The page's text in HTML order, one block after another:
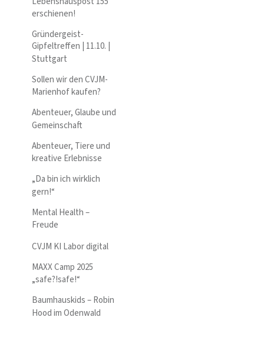
erschienen!
Gründergeist-
Gipfeltreffen | 11.10. |
Stuttgart
Sollen wir den CVJM-
Marienhof kaufen?
Abenteuer, Glaube und
Gemeinschaft
Abenteuer, Tiere und
kreative Erlebnisse
„Da bin ich wirklich
gern!“
Mental Health –
Freude
CVJM KI Labor digital
MAXX Camp 2025
„safe?!safe!“
Baumhauskids – Robin
Hood im Odenwald